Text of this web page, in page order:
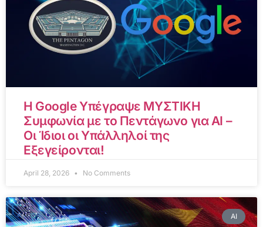
Η Google Υπέγραψε ΜΥΣΤΙΚΗ
Συμφωνία με το Πεντάγωνο για AI –
Οι Ίδιοι οι Υπάλληλοί της
Εξεγείρονται!
April 28, 2026 No Comments
AI